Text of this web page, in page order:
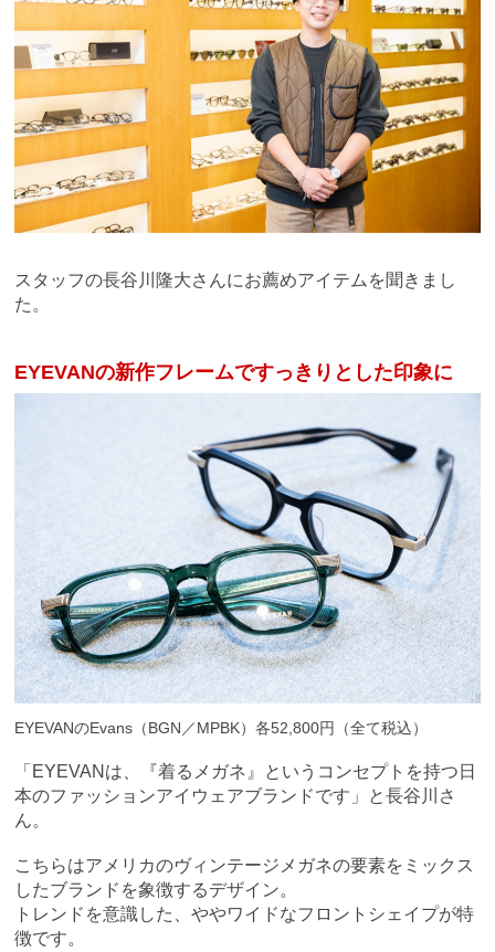
スタッフの長谷川隆大さんにお薦めアイテムを聞きまし
た。
EYEVANの新作フレームですっきりとした印象に
EYEVANのEvans（BGN／MPBK）各52,800円（全て税込）
「EYEVANは、『着るメガネ』というコンセプトを持つ日
本のファッションアイウェアブランドです」と長谷川さ
ん。
こちらはアメリカのヴィンテージメガネの要素をミックス
したブランドを象徴するデザイン。
トレンドを意識した、ややワイドなフロントシェイプが特
徴です。